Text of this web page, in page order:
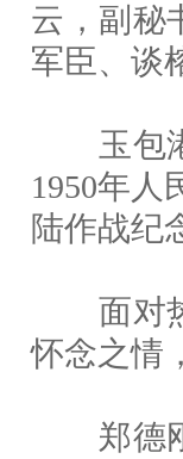
云，副秘
军臣、谈
玉包港
1950年人
陆作战纪
面对热
怀念之情
郑德刚